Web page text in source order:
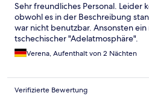
Sehr freundliches Personal. Leider
obwohl es in der Beschreibung
war nicht benutzbar. Ansonsten
tschechischer "Adelatmosphäre".
Verena, Aufenthalt von 2 Nächten
Verifizierte Bewertung